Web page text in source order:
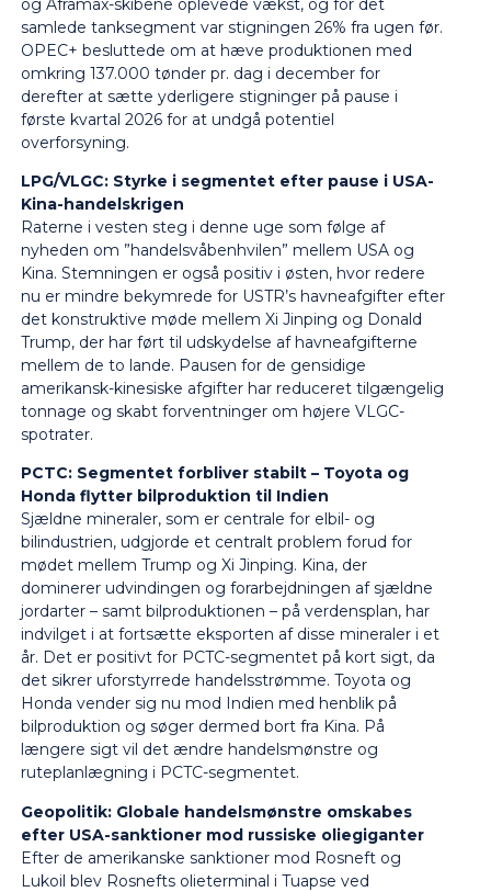
og Aframax-skibene oplevede vækst, og for det
samlede tanksegment var stigningen 26% fra ugen før.
OPEC+ besluttede om at hæve produktionen med
omkring 137.000 tønder pr. dag i december for
derefter at sætte yderligere stigninger på pause i
første kvartal 2026 for at undgå potentiel
overforsyning.
LPG/VLGC: Styrke i segmentet efter pause i USA-
Kina-handelskrigen
Raterne i vesten steg i denne uge som følge af
nyheden om ”handelsvåbenhvilen” mellem USA og
Kina. Stemningen er også positiv i østen, hvor redere
nu er mindre bekymrede for USTR’s havneafgifter efter
det konstruktive møde mellem Xi Jinping og Donald
Trump, der har ført til udskydelse af havneafgifterne
mellem de to lande. Pausen for de gensidige
amerikansk-kinesiske afgifter har reduceret tilgængelig
tonnage og skabt forventninger om højere VLGC-
spotrater.
PCTC: Segmentet forbliver stabilt – Toyota og
Honda flytter bilproduktion til Indien
Sjældne mineraler, som er centrale for elbil- og
bilindustrien, udgjorde et centralt problem forud for
mødet mellem Trump og Xi Jinping. Kina, der
dominerer udvindingen og forarbejdningen af sjældne
jordarter – samt bilproduktionen – på verdensplan, har
indvilget i at fortsætte eksporten af disse mineraler i et
år. Det er positivt for PCTC-segmentet på kort sigt, da
det sikrer uforstyrrede handelsstrømme. Toyota og
Honda vender sig nu mod Indien med henblik på
bilproduktion og søger dermed bort fra Kina. På
længere sigt vil det ændre handelsmønstre og
ruteplanlægning i PCTC-segmentet.
Geopolitik: Globale handelsmønstre omskabes
efter USA-sanktioner mod russiske oliegiganter
Efter de amerikanske sanktioner mod Rosneft og
Lukoil blev Rosnefts olieterminal i Tuapse ved